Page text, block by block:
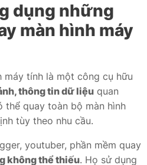
dụng những
màn hình máy
máy tính là một công cụ hữu
thông tin dữ liệu quan
thể quay toàn bộ màn hình
tùy theo nhu cầu.
youtuber, phần mềm quay
không thể thiếu. Họ sử dụng